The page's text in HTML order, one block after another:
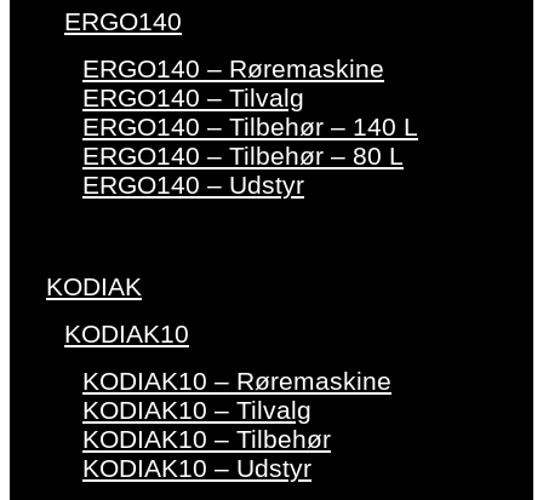
ERGO140
ERGO140 – Røremaskine
ERGO140 – Tilvalg
ERGO140 – Tilbehør – 140 L
ERGO140 – Tilbehør – 80 L
ERGO140 – Udstyr
KODIAK
KODIAK10
KODIAK10 – Røremaskine
KODIAK10 – Tilvalg
KODIAK10 – Tilbehør
KODIAK10 – Udstyr